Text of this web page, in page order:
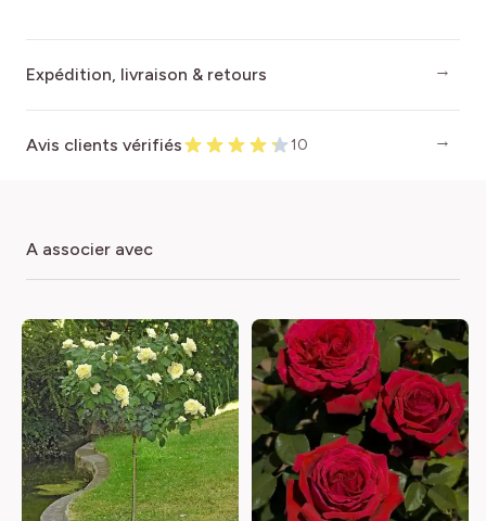
Expédition, livraison & retours
Avis clients vérifiés 10
a associer avec